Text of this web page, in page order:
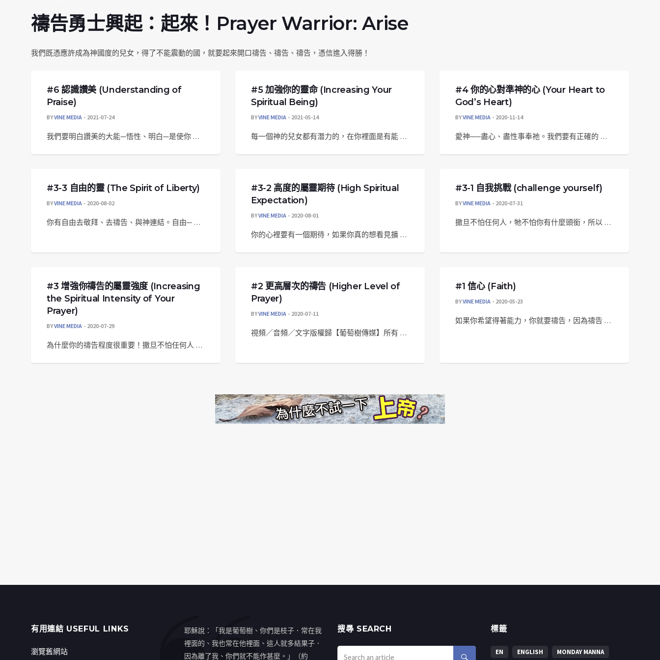
禱告勇士興起：起來！Prayer Warrior: Arise
我們既憑應許成為神國度的兒女，得了不能震動的國，就要起來開口禱告、禱告、禱告，憑信進入得勝！
#6 認識讚美 (Understanding of
Praise)
BYVINE MEDIA 2021-07-24
我們要明白讚美的大能—悟性、明白—是使你 …
#5 加強你的靈命 (Increasing Your
Spiritual Being)
BYVINE MEDIA 2021-05-14
每一個神的兒女都有潛力的，在你裡面是有能 …
#4 你的心對準神的心 (Your Heart to
God’s Heart)
BYVINE MEDIA 2020-11-14
愛神──盡心、盡性事奉祂。我們要有正確的 …
#3-3 自由的靈 (The Spirit of Liberty)
BYVINE MEDIA 2020-08-02
你有自由去敬拜、去禱告、與神連結。自由─ …
#3-2 高度的屬靈期待 (High Spiritual
Expectation)
BYVINE MEDIA 2020-08-01
你的心裡要有一個期待，如果你真的想看見擴 …
#3-1 自我挑戰 (challenge yourself)
BYVINE MEDIA 2020-07-31
撒旦不怕任何人，牠不怕你有什麼頭銜，所以 …
#3 增強你禱告的屬靈強度 (Increasing
the Spiritual Intensity of Your
Prayer)
BYVINE MEDIA 2020-07-29
為什麼你的禱告程度很重要！撒旦不怕任何人 …
#2 更高層次的禱告 (Higher Level of
Prayer)
BYVINE MEDIA 2020-07-11
視頻／音頻／文字版權歸【葡萄樹傳媒】所有 …
#1 信心 (Faith)
BYVINE MEDIA 2020-05-23
如果你希望得著能力，你就要禱告，因為禱告 …
有用連結 USEFUL LINKS
瀏覽舊網站
耶穌說：「我是葡萄樹、你們是枝子．常在我
裡面的、我也常在他裡面、這人就多結果子．
因為離了我、你們就不能作甚麼。」（約
搜㝷 SEARCH 標籤
EN ENGLISH
MONDAY MANNA